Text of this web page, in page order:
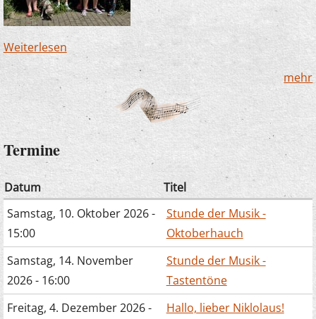
Weiterlesen über Zauberlehrlinge in Büderich – dieses Mal
mit Hund!
mehr
Termine
Datum
Titel
Samstag, 10. Oktober 2026 -
15:00
Stunde der Musik -
Oktoberhauch
Samstag, 14. November
2026 - 16:00
Stunde der Musik -
Tastentöne
Freitag, 4. Dezember 2026 -
Hallo, lieber Niklolaus!